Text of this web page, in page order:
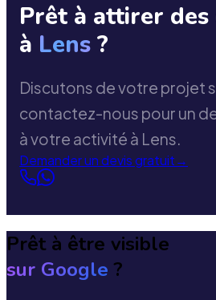
Prêt à attirer
à Lens ?
Discutons de votre projet
contactez-nous pour un
à votre activité à Lens.
Demander un devis gratuit→
Prêt à être visible
sur Google ?